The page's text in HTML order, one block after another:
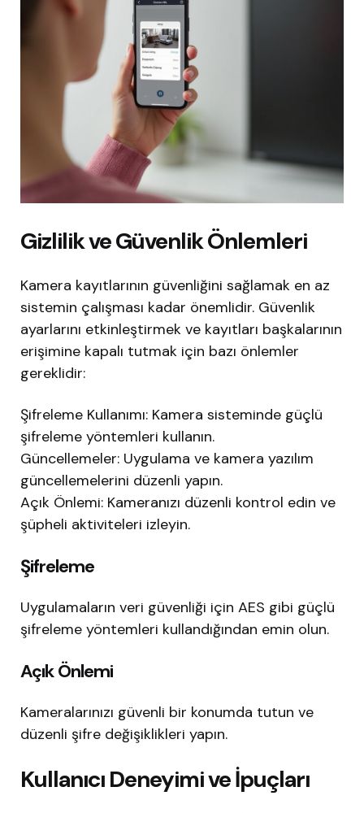
Gizlilik ve Güvenlik Önlemleri
Kamera kayıtlarının güvenliğini sağlamak en az
sistemin çalışması kadar önemlidir. Güvenlik
ayarlarını etkinleştirmek ve kayıtları başkalarının
erişimine kapalı tutmak için bazı önlemler
gereklidir:
Şifreleme Kullanımı: Kamera sisteminde güçlü
şifreleme yöntemleri kullanın.
Güncellemeler: Uygulama ve kamera yazılım
güncellemelerini düzenli yapın.
Açık Önlemi: Kameranızı düzenli kontrol edin ve
şüpheli aktiviteleri izleyin.
Şifreleme
Uygulamaların veri güvenliği için AES gibi güçlü
şifreleme yöntemleri kullandığından emin olun.
Açık Önlemi
Kameralarınızı güvenli bir konumda tutun ve
düzenli şifre değişiklikleri yapın.
Kullanıcı Deneyimi ve İpuçları